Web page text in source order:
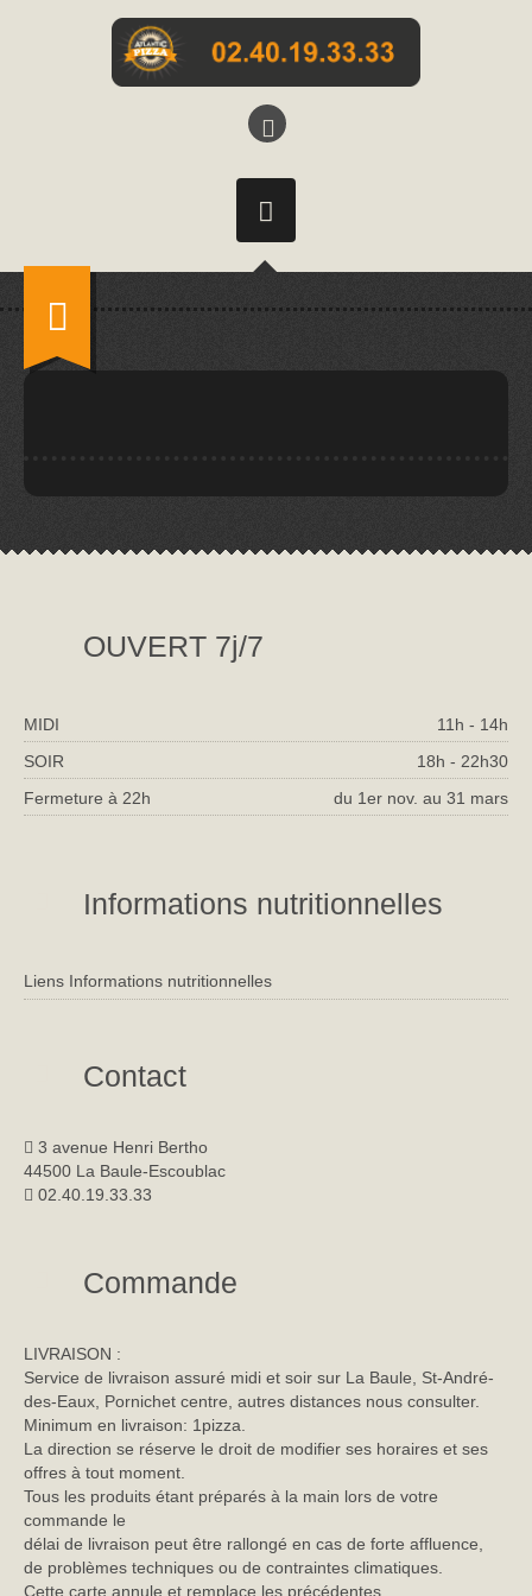
OUVERT 7j/7
MIDI
11h - 14h
SOIR
18h - 22h30
Fermeture à 22h
du 1er nov. au 31 mars
Informations nutritionnelles
Liens Informations nutritionnelles
Contact
3 avenue Henri Bertho
44500 La Baule-Escoublac
02.40.19.33.33
Commande
LIVRAISON :
Service de livraison assuré midi et soir sur La Baule, St-André-
des-Eaux, Pornichet centre, autres distances nous consulter.
Minimum en livraison: 1pizza.
La direction se réserve le droit de modifier ses horaires et ses
offres à tout moment.
Tous les produits étant préparés à la main lors de votre
commande le
délai de livraison peut être rallongé en cas de forte affluence,
de problèmes techniques ou de contraintes climatiques.
Cette carte annule et remplace les précédentes.